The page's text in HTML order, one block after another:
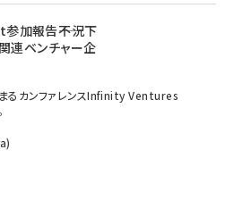
報告――不況下
連ベンチャー企
るカンファレンスInfinity Ventures